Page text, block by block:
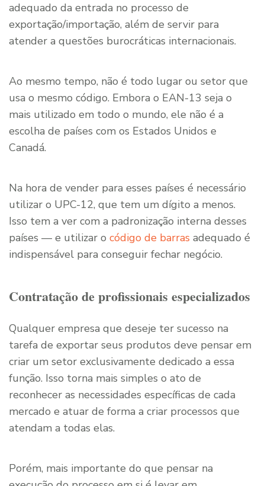
adequado da entrada no processo de
exportação/importação, além de servir para
atender a questões burocráticas internacionais.
Ao mesmo tempo, não é todo lugar ou setor que
usa o mesmo código. Embora o EAN-13 seja o
mais utilizado em todo o mundo, ele não é a
escolha de países com os Estados Unidos e
Canadá.
Na hora de vender para esses países é necessário
utilizar o UPC-12, que tem um dígito a menos.
Isso tem a ver com a padronização interna desses
países — e utilizar o código de barras adequado é
indispensável para conseguir fechar negócio.
Contratação de profissionais especializados
Qualquer empresa que deseje ter sucesso na
tarefa de exportar seus produtos deve pensar em
criar um setor exclusivamente dedicado a essa
função. Isso torna mais simples o ato de
reconhecer as necessidades específicas de cada
mercado e atuar de forma a criar processos que
atendam a todas elas.
Porém, mais importante do que pensar na